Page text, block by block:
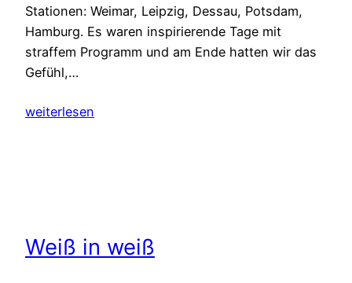
Stationen: Weimar, Leipzig, Dessau, Potsdam,
Hamburg. Es waren inspirierende Tage mit
straffem Programm und am Ende hatten wir das
Gefühl,…
weiterlesen
Weiß in weiß